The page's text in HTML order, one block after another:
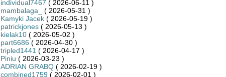
individual7467 ( 2026-06-11 )
mambalaga_
( 2026-05-31 )
Kamyki Jacek( 2026-05-19 )
patrickjones( 2026-05-13 )
kielak10( 2026-05-02 )
part6686 ( 2026-04-30 )
tripled1441 ( 2026-04-17 )
Piniu ( 2026-03-23 )
ADRIAN GRABQ( 2026-02-19 )
combined1759 ( 2026-02-01 )